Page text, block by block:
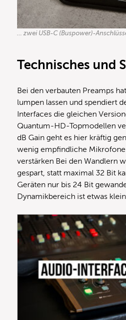
… zwei USB-C (Buspower)-
Technisches und
Bei den verbauten Preamps
lumpen lassen und spendiert
Interfaces die gleichen
Quantum-HD-Topmodellen
dB Gain geht es hier kräftig
wenig empfindliche Mikrofone
verstärken Bei den Wandlern
gespart, statt maximal 32 Bit
Geräten nur bis 24 Bit
Dynamikbereich ist etwas